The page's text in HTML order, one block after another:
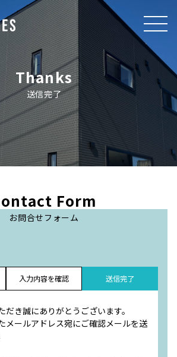
Thanks
送信完了
Form
お問合せフォーム
入力内容を確認 送信完了
だき誠にありがとうございます。
メールアドレス宛にご確認メールを送